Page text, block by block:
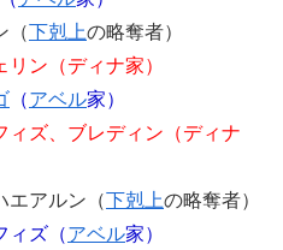
（下剋上の略奪者）
ン（ディナ家）
（アベル家）
ズ、ブレディン（ディナ
エアルン（下剋上の略奪者）
ィズ（アベル家）